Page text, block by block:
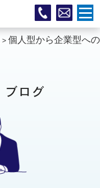
>個人型から企業型への